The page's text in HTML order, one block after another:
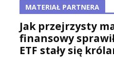
MATERIAŁ PARTNERA
Jak przejrzysty
finansowy
ETF stały się